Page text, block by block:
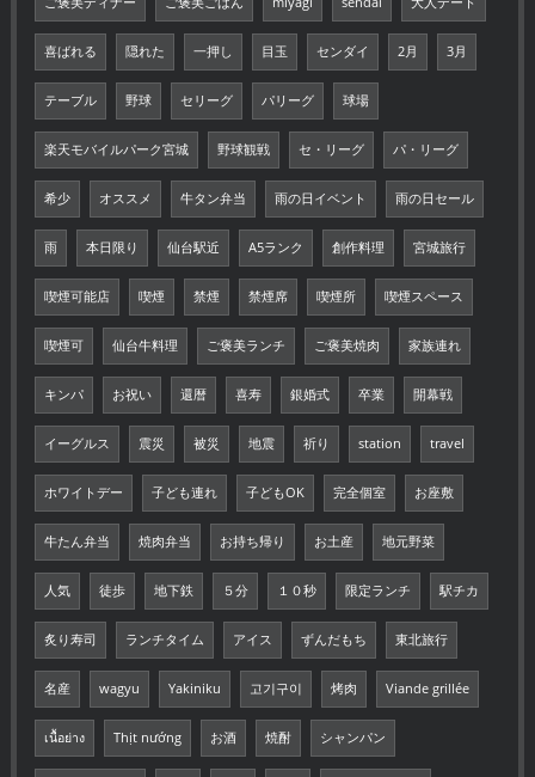
喜ばれる 隠れた 一押し 目玉 センダイ 2月 3月
テーブル 野球 セリーグ パリーグ 球場
楽天モバイルパーク宮城 野球観戦 セ・リーグ パ・リーグ
希少 オススメ 牛タン弁当 雨の日イベント 雨の日セール
雨 本日限り 仙台駅近 A5ランク 創作料理 宮城旅行
喫煙可能店 喫煙 禁煙 禁煙席 喫煙所 喫煙スペース
喫煙可 仙台牛料理 ご褒美ランチ ご褒美焼肉 家族連れ
キンパ お祝い 還暦 喜寿 銀婚式 卒業 開幕戦
イーグルス 震災 被災 地震 祈り station travel
ホワイトデー 子ども連れ 子どもOK 完全個室 お座敷
牛たん弁当 焼肉弁当 お持ち帰り お土産 地元野菜
人気 徒歩 地下鉄 ５分 １０秒 限定ランチ 駅チカ
炙り寿司 ランチタイム アイス ずんだもち 東北旅行
名産 wagyu Yakiniku 고기구이 烤肉 Viande grillée
เนื้อย่าง Thịt nướng お酒 焼酎 シャンパン